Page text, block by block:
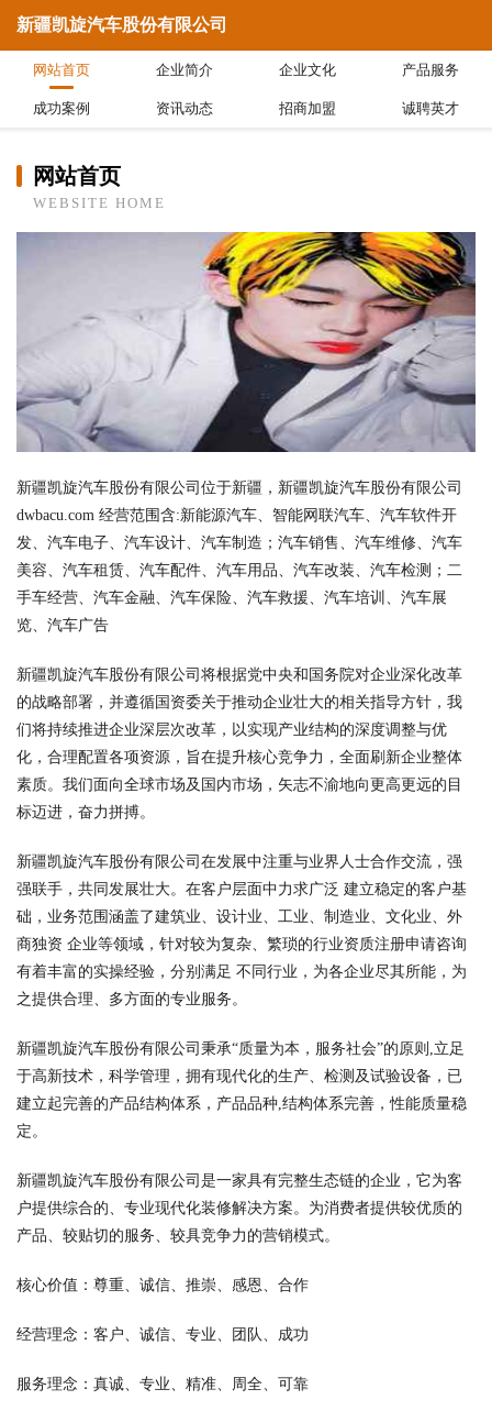
新疆凯旋汽车股份有限公司
网站首页 企业简介 企业文化 产品服务
成功案例 资讯动态 招商加盟 诚聘英才
网站首页
WEBSITE HOME
新疆凯旋汽车股份有限公司位于新疆，新疆凯旋汽车股份有限公司
dwbacu.com 经营范围含:新能源汽车、智能网联汽车、汽车软件开
发、汽车电子、汽车设计、汽车制造；汽车销售、汽车维修、汽车
美容、汽车租赁、汽车配件、汽车用品、汽车改装、汽车检测；二
手车经营、汽车金融、汽车保险、汽车救援、汽车培训、汽车展
览、汽车广告
新疆凯旋汽车股份有限公司将根据党中央和国务院对企业深化改革
的战略部署，并遵循国资委关于推动企业壮大的相关指导方针，我
们将持续推进企业深层次改革，以实现产业结构的深度调整与优
化，合理配置各项资源，旨在提升核心竞争力，全面刷新企业整体
素质。我们面向全球市场及国内市场，矢志不渝地向更高更远的目
标迈进，奋力拼搏。
新疆凯旋汽车股份有限公司在发展中注重与业界人士合作交流，强
强联手，共同发展壮大。在客户层面中力求广泛 建立稳定的客户基
础，业务范围涵盖了建筑业、设计业、工业、制造业、文化业、外
商独资 企业等领域，针对较为复杂、繁琐的行业资质注册申请咨询
有着丰富的实操经验，分别满足 不同行业，为各企业尽其所能，为
之提供合理、多方面的专业服务。
新疆凯旋汽车股份有限公司秉承“质量为本，服务社会”的原则,立足
于高新技术，科学管理，拥有现代化的生产、检测及试验设备，已
建立起完善的产品结构体系，产品品种,结构体系完善，性能质量稳
定。
新疆凯旋汽车股份有限公司是一家具有完整生态链的企业，它为客
户提供综合的、专业现代化装修解决方案。为消费者提供较优质的
产品、较贴切的服务、较具竞争力的营销模式。
核心价值：尊重、诚信、推崇、感恩、合作
经营理念：客户、诚信、专业、团队、成功
服务理念：真诚、专业、精准、周全、可靠